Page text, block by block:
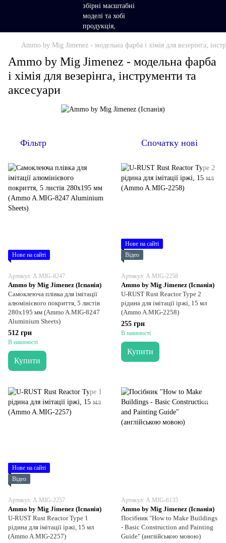
Ammo by Mig Jimenez - модельна фарба і хімія для везерінга,
Ammo by Mig Jimenez - модельна фарба
і хімія для везерінга, інструменти та
аксесуари
Фільтр Спочатку нові
Нове на сайті
Артикул: A.MIG-8247
Ammo by Mig Jimenez (Іспанія)
Самоклеюча плівка для імітації
алюмінієвого покриття, 5 листів
280х195 мм (Ammo A.MIG-8247
Aluminium Sheets)
512 грн
В наявності
Купити
Нове на сайті
Відео
Артикул: A.MIG-2258
Ammo by Mig Jimenez (Іспанія)
U-RUST Rust Reactor Type 2
рідина для імітації іржі, 15 мл
(Ammo A.MIG-2258)
255 грн
В наявності
Купити
Нове на сайті
Відео
Артикул: A.MIG-2257
Ammo by Mig Jimenez (Іспанія)
U-RUST Rust Reactor Type 1
рідина для імітації іржі, 15 мл
(Ammo A.MIG-2257)
Артикул: A.MIG-6135
Ammo by Mig Jimenez (Іспанія)
Посібник "How to Make Buildings
- Basic Construction and Painting
Guide" (англійською мовою)